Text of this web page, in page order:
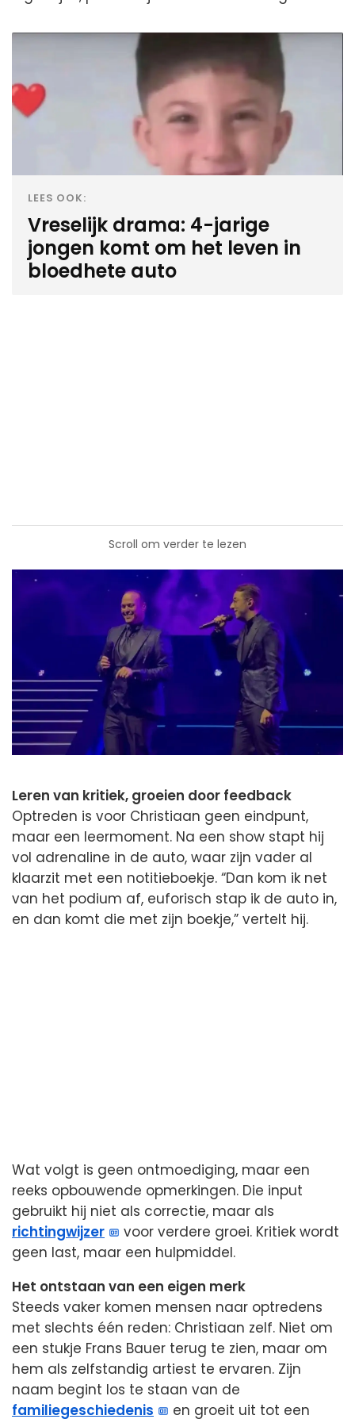
LEES OOK:
Vreselijk drama: 4-jarige
jongen komt om het leven in
bloedhete auto
Scroll om verder te lezen
Leren van kritiek, groeien door feedback
Optreden is voor Christiaan geen eindpunt,
maar een leermoment. Na een show stapt hij
vol adrenaline in de auto, waar zijn vader al
klaarzit met een notitieboekje. “Dan kom ik net
van het podium af, euforisch stap ik de auto in,
en dan komt die met zijn boekje,” vertelt hij.
Wat volgt is geen ontmoediging, maar een
reeks opbouwende opmerkingen. Die input
gebruikt hij niet als correctie, maar als
richtingwijzer
voor verdere groei. Kritiek wordt
geen last, maar een hulpmiddel.
Het ontstaan van een eigen merk
Steeds vaker komen mensen naar optredens
met slechts één reden: Christiaan zelf. Niet om
een stukje Frans Bauer terug te zien, maar om
hem als zelfstandig artiest te ervaren. Zijn
naam begint los te staan van de
familiegeschiedenis
en groeit uit tot een